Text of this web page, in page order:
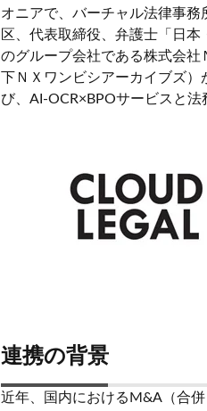
オニアで、バーチャル法律事
区、代表取締役、弁護士「日本
のグループ会社である株式会
下ＮＸワンビシアーカイブズ
び、AI-OCR×BPOサービスと
連携の背景
近年、国内におけるM&A（合